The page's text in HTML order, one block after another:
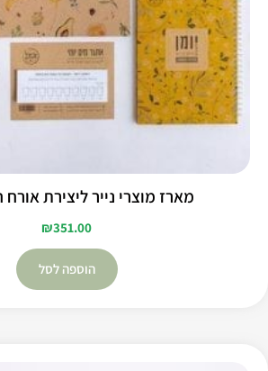
מארז מוצרי נייר ליצירת אורח
₪351.00
הוספה לסל